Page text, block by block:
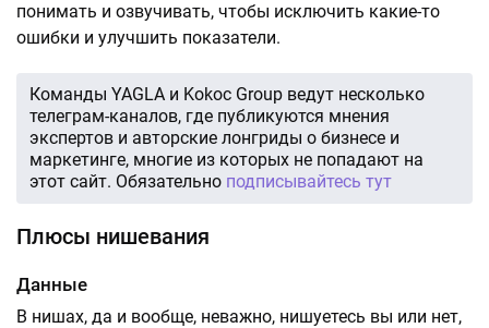
понимать и озвучивать, чтобы исключить какие-то
ошибки и улучшить показатели.
Команды YAGLA и Kokoc Group ведут несколько
телеграм-каналов, где публикуются мнения
экспертов и авторские лонгриды о бизнесе и
маркетинге, многие из которых не попадают на
этот сайт. Обязательно подписывайтесь тут
Плюсы нишевания
Данные
В нишах, да и вообще, неважно, нишуетесь вы или нет,